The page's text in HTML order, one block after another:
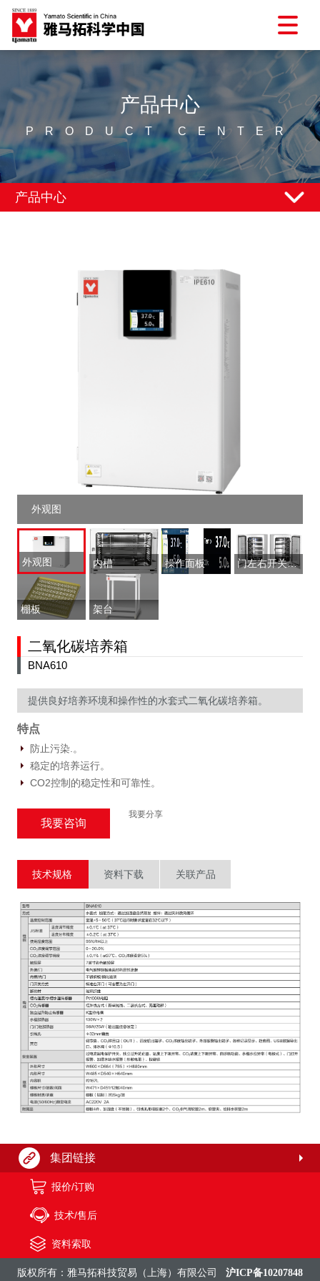
产品中心
PRODUCT CENTER
产品中心
外观图
外观图 内槽 操作面板 门左右开关方向可选择
棚板 架台
二氧化碳培养箱
BNA610
提供良好培养环境和操作性的水套式二氧化碳培养箱。
特点
防止污染.。
稳定的培养运行。
CO2控制的稳定性和可靠性。
我要咨询
我要分享
技术规格 资料下载 关联产品
集团链接
报价/订购
技术/售后
资料索取
版权所有：雅马拓科技贸易（上海）有限公司 沪ICP备10207848